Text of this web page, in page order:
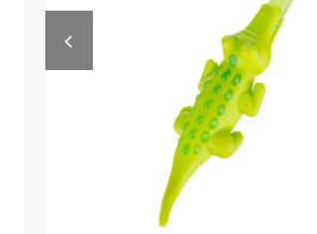
Têxtil